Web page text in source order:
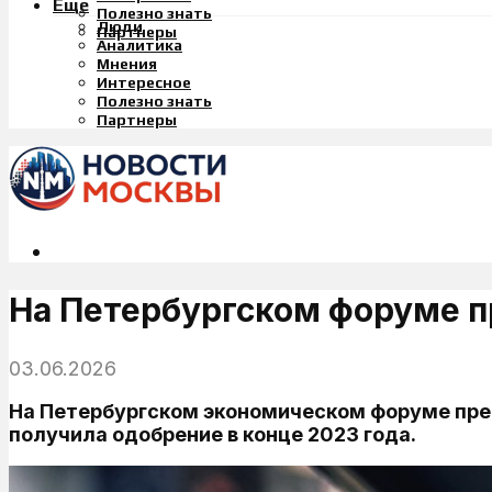
Полезно знать
Партнеры
Еще
Люди
Аналитика
Мнения
Интересное
Полезно знать
Партнеры
На Петербургском форуме
03.06.2026
На Петербургском экономическом форуме
получила одобрение в конце 2023 года.